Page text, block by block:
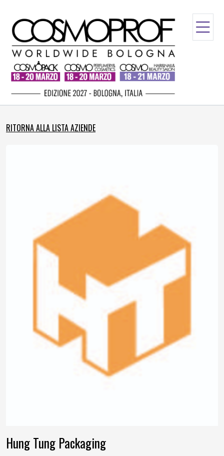
RITORNA ALLA LISTA AZIENDE
Hung Tung Packaging